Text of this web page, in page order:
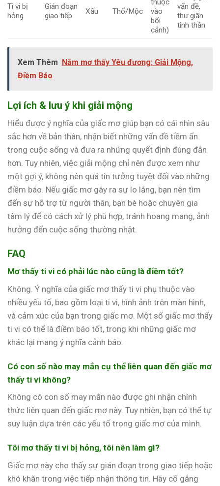
Ti vi bị
hỏng
Gián đoạn
giao tiếp
Xấu Thổ/Mộc
thuộc
vào
bối
cảnh)
vấn đề,
thư giãn
tinh thần
Xem Thêm Nằm mơ thấy Yêu đương: Giải Mộng,
Điềm Báo
Lợi ích & lưu ý khi giải mộng
Hiểu được ý nghĩa của giấc mơ giúp bạn có cái nhìn sâu
sắc hơn về bản thân, nhận biết những vấn đề tiềm ẩn
trong cuộc sống và đưa ra những quyết định đúng đắn
hơn. Tuy nhiên, việc giải mộng chỉ nên được xem như
một gợi ý, không nên quá tin tưởng tuyệt đối vào những
điềm báo. Nếu giấc mơ gây ra sự lo lắng, bạn nên tìm
đến sự hỗ trợ từ người thân, bạn bè hoặc chuyên gia
tâm lý để có cách xử lý phù hợp, tránh hoang mang, ảnh
hưởng đến cuộc sống thường nhật.
FAQ
Mơ thấy ti vi có phải lúc nào cũng là điềm tốt?
Không. Ý nghĩa của giấc mơ thấy ti vi phụ thuộc vào
nhiều yếu tố, bao gồm loại ti vi, hình ảnh trên màn hình,
và cảm xúc của bạn trong giấc mơ. Một số giấc mơ thấy
ti vi có thể là điềm báo tốt, trong khi những giấc mơ
khác lại mang ý nghĩa cảnh báo.
Có con số nào may mắn cụ thể liên quan đến giấc mơ
thấy ti vi không?
Không có con số may mắn nào được ghi nhận chính
thức liên quan đến giấc mơ này. Tuy nhiên, bạn có thể tự
suy luận dựa trên các yếu tố trong giấc mơ của mình.
Tôi mơ thấy ti vi bị hỏng, tôi nên làm gì?
Giấc mơ này cho thấy sự gián đoạn trong giao tiếp hoặc
khó khăn trong việc tiếp nhận thông tin. Hãy cố gắng